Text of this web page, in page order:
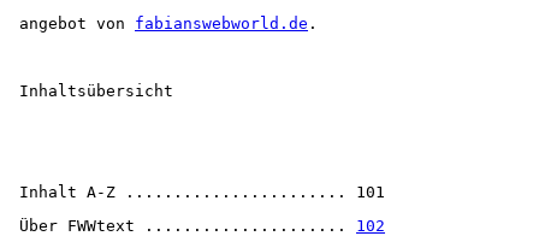
angebot von fabianswebworld.de .
Inhaltsübersicht
Inhalt A-Z ....................... 101
Über FWWtext ..................... 102